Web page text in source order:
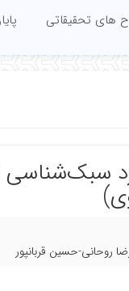
های تحقیقاتی
سبک‌شناسی
روحانی-حسین قربانپور